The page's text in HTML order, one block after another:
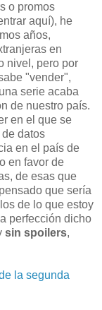
o promos
aquí), he
años,
en
nivel, pero por
"vender",
serie acaba
de nuestro país.
en el que se
datos
en el país de
en favor de
de esas que
que sería
de lo que estoy
perfección dicho
sin spoilers,
la segunda